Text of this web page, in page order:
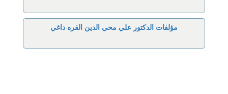
مؤلفات الدكتور علي محي الدين القره داغي